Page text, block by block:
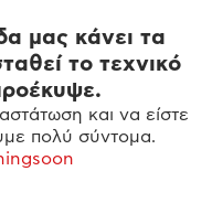
μας κάνει τα
το τεχνικό
και να είστε
πολύ σύντομα.